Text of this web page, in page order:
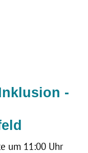
-
um 11:00 Uhr